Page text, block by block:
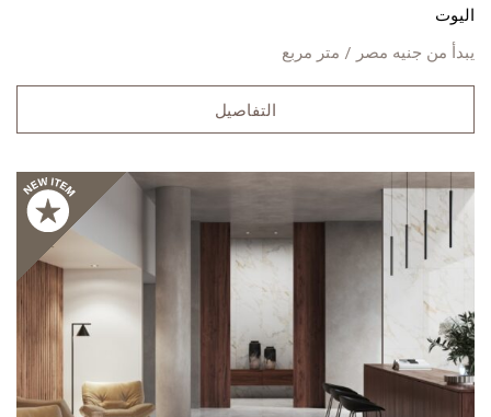
اليوت
يبدأ من جنيه مصر / متر مربع
التفاصيل